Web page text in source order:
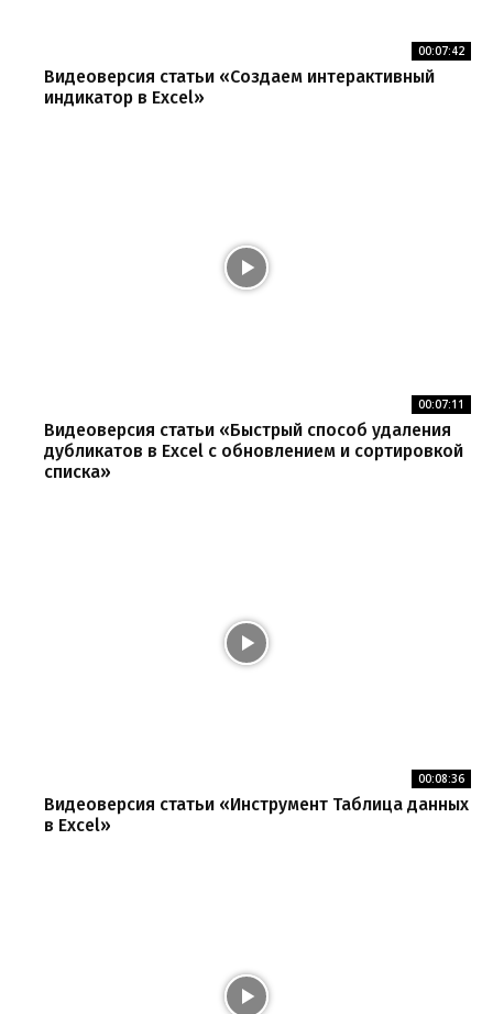
00:07:42
Видеоверсия статьи «Создаем интерактивный
индикатор в Excel»
00:07:11
Видеоверсия статьи «Быстрый способ удаления
дубликатов в Excel с обновлением и сортировкой
списка»
00:08:36
Видеоверсия статьи «Инструмент Таблица данных
в Excel»